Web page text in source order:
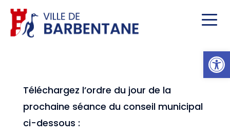
Téléchargez l’ordre du jour de la
prochaine séance du conseil municipal
ci-dessous :